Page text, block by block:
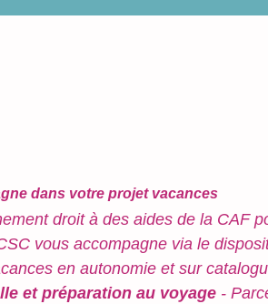
dans votre projet vacances
droit à des aides de la CAF
vous accompagne via le
en autonomie et sur
et préparation au voyage -